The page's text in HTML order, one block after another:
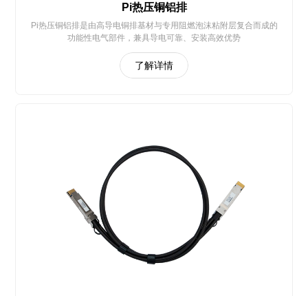
Pi热压铜铝排
Pi热压铜铝排是由高导电铜排基材与专用阻燃泡沫粘附层复合而成的
功能性电气部件，兼具导电可靠、安装高效优势
了解详情